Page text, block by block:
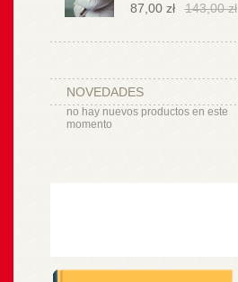
87,00 zł 143,00 zł
NOVEDADES
no hay nuevos productos en este
momento